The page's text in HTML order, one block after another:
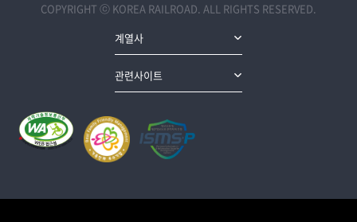
COPYRIGHT ⓒ KOREA RAILROAD. ALL RIGHTS RESERVED.
계열사
관련사이트